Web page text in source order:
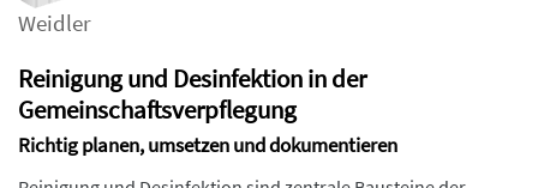
Weidler
Reinigung und Desinfektion in der
Gemeinschaftsverpflegung
Richtig planen, umsetzen und dokumentieren